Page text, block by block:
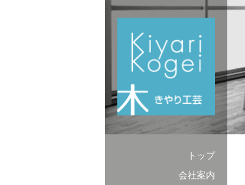
コンテンツへスキップ
トップ
会社案内